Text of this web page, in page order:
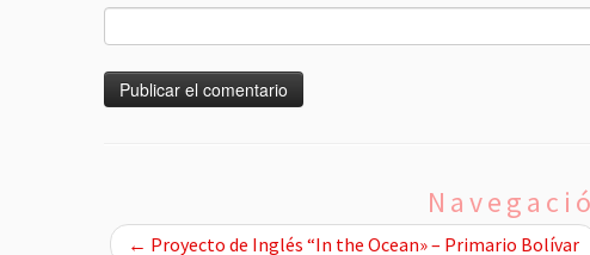
← Proyecto de Inglés “In the Ocean» – Primario Bolívar